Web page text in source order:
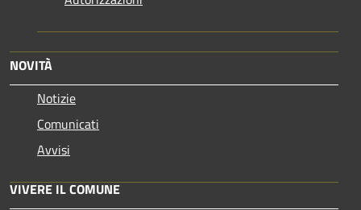
NOVITÀ
Notizie
Comunicati
Avvisi
VIVERE IL COMUNE